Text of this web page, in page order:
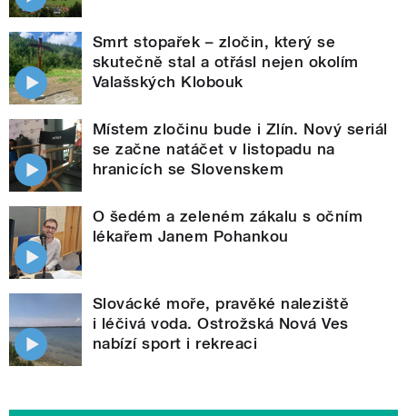
Smrt stopařek – zločin, který se
skutečně stal a otřásl nejen okolím
Valašských Klobouk
Místem zločinu bude i Zlín. Nový seriál
se začne natáčet v listopadu na
hranicích se Slovenskem
O šedém a zeleném zákalu s očním
lékařem Janem Pohankou
Slovácké moře, pravěké naleziště
i léčivá voda. Ostrožská Nová Ves
nabízí sport i rekreaci